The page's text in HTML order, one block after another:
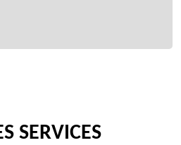
SERVICES